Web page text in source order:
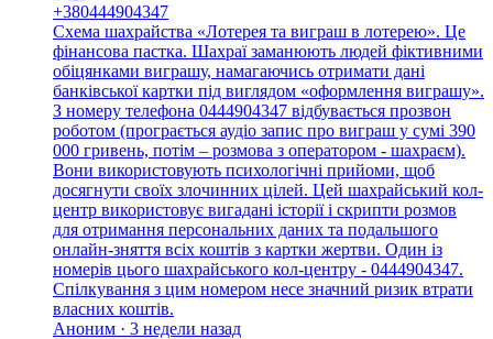
+380444904347
Схема шахрайства «Лотерея та виграш в лотерею». Це
фінансова пастка. Шахраї заманюють людей фіктивними
обіцянками виграшу, намагаючись отримати дані
банківської картки під виглядом «оформлення виграшу».
З номеру телефона 0444904347 відбувається прозвон
роботом (програється аудіо запис про виграш у сумі 390
000 гривень, потім – розмова з оператором - шахраєм).
Вони використовують психологічні прийоми, щоб
досягнути своїх злочинних цілей. Цей шахрайський кол-
центр використовує вигадані історії і скрипти розмов
для отримання персональних даних та подальшого
онлайн-зняття всіх коштів з картки жертви. Один із
номерів цього шахрайського кол-центру - 0444904347.
Спілкування з цим номером несе значний ризик втрати
власних коштів.
Аноним · 3 недели назад